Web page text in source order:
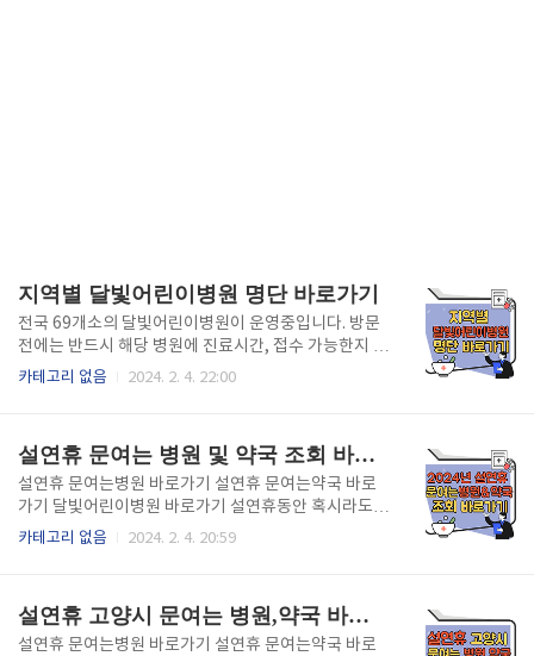
지역별 달빛어린이병원 명단 바로가기
전국 69개소의 달빛어린이병원이 운영중입니다. 방문
전에는 반드시 해당 병원에 진료시간, 접수 가능한지 확
인 후 방문하시길 바랍니다. 지역별(서울,부산,대구,인
달빛어린이병원 명단 대구 달빛어린이병원 명단 인천
달빛어린이병원 명단 광주 달빛어린이병원 명단 대전
달빛어린이병원 명단 울산 달빛어린이병원 명단 세종
달빛어린이병원 명단 경기 달빛어린이병원 명단 강원
달빛어린이병원 명단 충북 달빛어린이병원 명단 충남
달빛어린이병원 명단 제주 ..
카테고리 없음 2024. 2. 4. 22:00
설연휴 문여는 병원 및 약국 조회 바로가기
설연휴 문여는병원 바로가기 설연휴 문여는약국 바로
가기 달빛어린이병원 바로가기 설연휴동안 혹시라도
있을 응급상황에 대비해서 설연휴 문여는 병원, 약국에
카테고리 없음 2024. 2. 4. 20:59
설연휴 고양시 문여는 병원,약국 바로가기
설연휴 문여는병원 바로가기 설연휴 문여는약국 바로